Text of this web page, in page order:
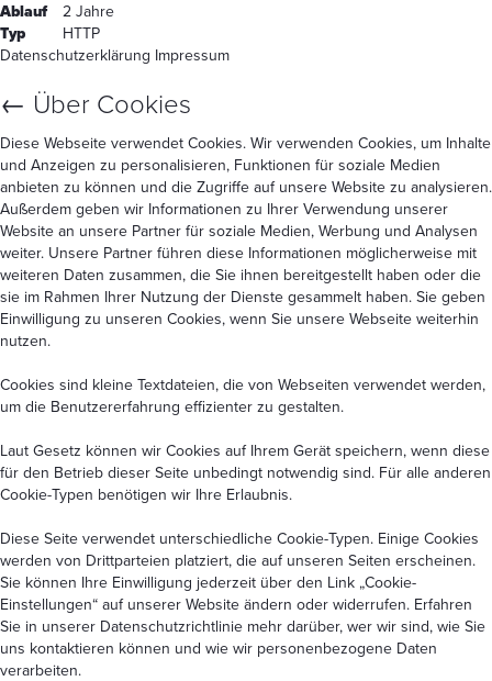
Ablauf
2 Jahre
Typ
HTTP
Datenschutzerklärung Impressum
← Über Cookies
Diese Webseite verwendet Cookies. Wir verwenden Cookies, um Inhalte
und Anzeigen zu personalisieren, Funktionen für soziale Medien
anbieten zu können und die Zugriffe auf unsere Website zu analysieren.
Außerdem geben wir Informationen zu Ihrer Verwendung unserer
Website an unsere Partner für soziale Medien, Werbung und Analysen
weiter. Unsere Partner führen diese Informationen möglicherweise mit
weiteren Daten zusammen, die Sie ihnen bereitgestellt haben oder die
sie im Rahmen Ihrer Nutzung der Dienste gesammelt haben. Sie geben
Einwilligung zu unseren Cookies, wenn Sie unsere Webseite weiterhin
nutzen.
Cookies sind kleine Textdateien, die von Webseiten verwendet werden,
um die Benutzererfahrung effizienter zu gestalten.
Laut Gesetz können wir Cookies auf Ihrem Gerät speichern, wenn diese
für den Betrieb dieser Seite unbedingt notwendig sind. Für alle anderen
Cookie-Typen benötigen wir Ihre Erlaubnis.
Diese Seite verwendet unterschiedliche Cookie-Typen. Einige Cookies
werden von Drittparteien platziert, die auf unseren Seiten erscheinen.
Sie können Ihre Einwilligung jederzeit über den Link „Cookie-
Einstellungen“ auf unserer Website ändern oder widerrufen. Erfahren
Sie in unserer Datenschutzrichtlinie mehr darüber, wer wir sind, wie Sie
uns kontaktieren können und wie wir personenbezogene Daten
verarbeiten.